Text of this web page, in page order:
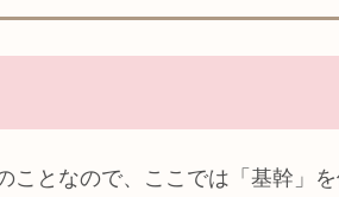
ことなので、ここでは「基幹」を